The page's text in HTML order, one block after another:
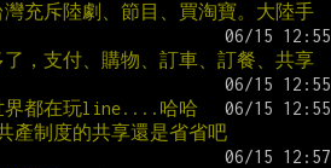
充斥陸劇、節目、買淘寶。大陸手
，支付、購物、訂車、訂餐、共享
界都在玩line....哈哈
制度的共享還是省省吧